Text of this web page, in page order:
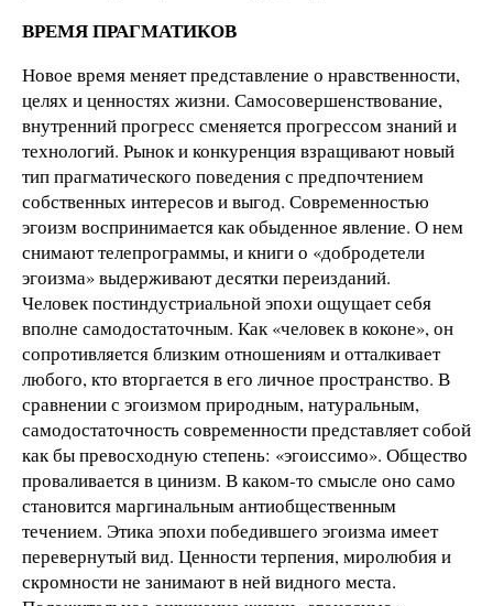
ВРЕМЯ ПРАГМАТИКОВ
Новое время меняет представление о нравственности,
целях и ценностях жизни. Самосовершенствование,
внутренний прогресс сменяется прогрессом знаний и
технологий. Рынок и конкуренция взращивают новый
тип прагматического поведения с предпочтением
собственных интересов и выгод. Современностью
эгоизм воспринимается как обыденное явление. О нем
снимают телепрограммы, и книги о «добродетели
эгоизма» выдерживают десятки переизданий.
Человек постиндустриальной эпохи ощущает себя
вполне самодостаточным. Как «человек в коконе», он
сопротивляется близким отношениям и отталкивает
любого, кто вторгается в его личное пространство. В
сравнении с эгоизмом природным, натуральным,
самодостаточность современности представляет собой
как бы превосходную степень: «эгоиссимо». Общество
проваливается в цинизм. В каком-то смысле оно само
становится маргинальным антиобщественным
течением. Этика эпохи победившего эгоизма имеет
перевернутый вид. Ценности терпения, миролюбия и
скромности не занимают в ней видного места.